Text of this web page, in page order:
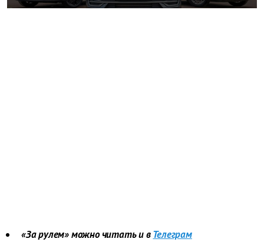
«За рулем» можно читать и вТелеграм